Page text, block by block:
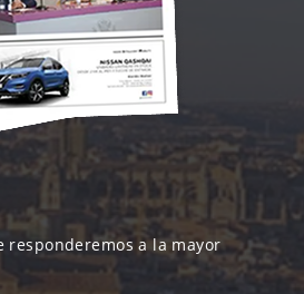
responderemos a la mayor